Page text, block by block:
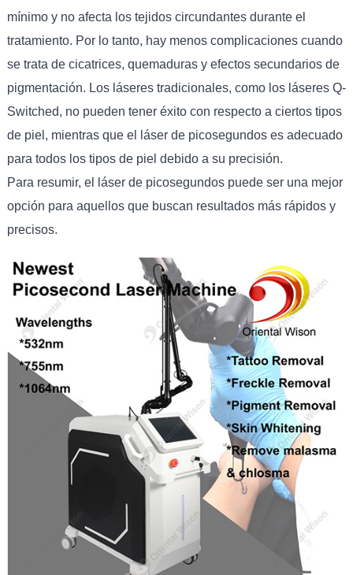
mínimo y no afecta los tejidos circundantes durante el
tratamiento. Por lo tanto, hay menos complicaciones cuando
se trata de cicatrices, quemaduras y efectos secundarios de
pigmentación. Los láseres tradicionales, como los láseres Q-
Switched, no pueden tener éxito con respecto a ciertos tipos
de piel, mientras que el láser de picosegundos es adecuado
para todos los tipos de piel debido a su precisión.
Para resumir, el láser de picosegundos puede ser una mejor
opción para aquellos que buscan resultados más rápidos y
precisos.